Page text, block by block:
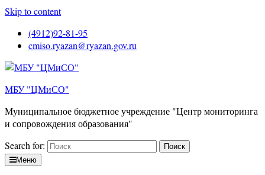
Skip to content
(4912)92-81-95
cmiso.ryazan@ryazan.gov.ru
МБУ "ЦМиСО"
Муниципальное бюджетное учреждение "Центр мониторинга
и сопровождения образования"
Search for:
Меню